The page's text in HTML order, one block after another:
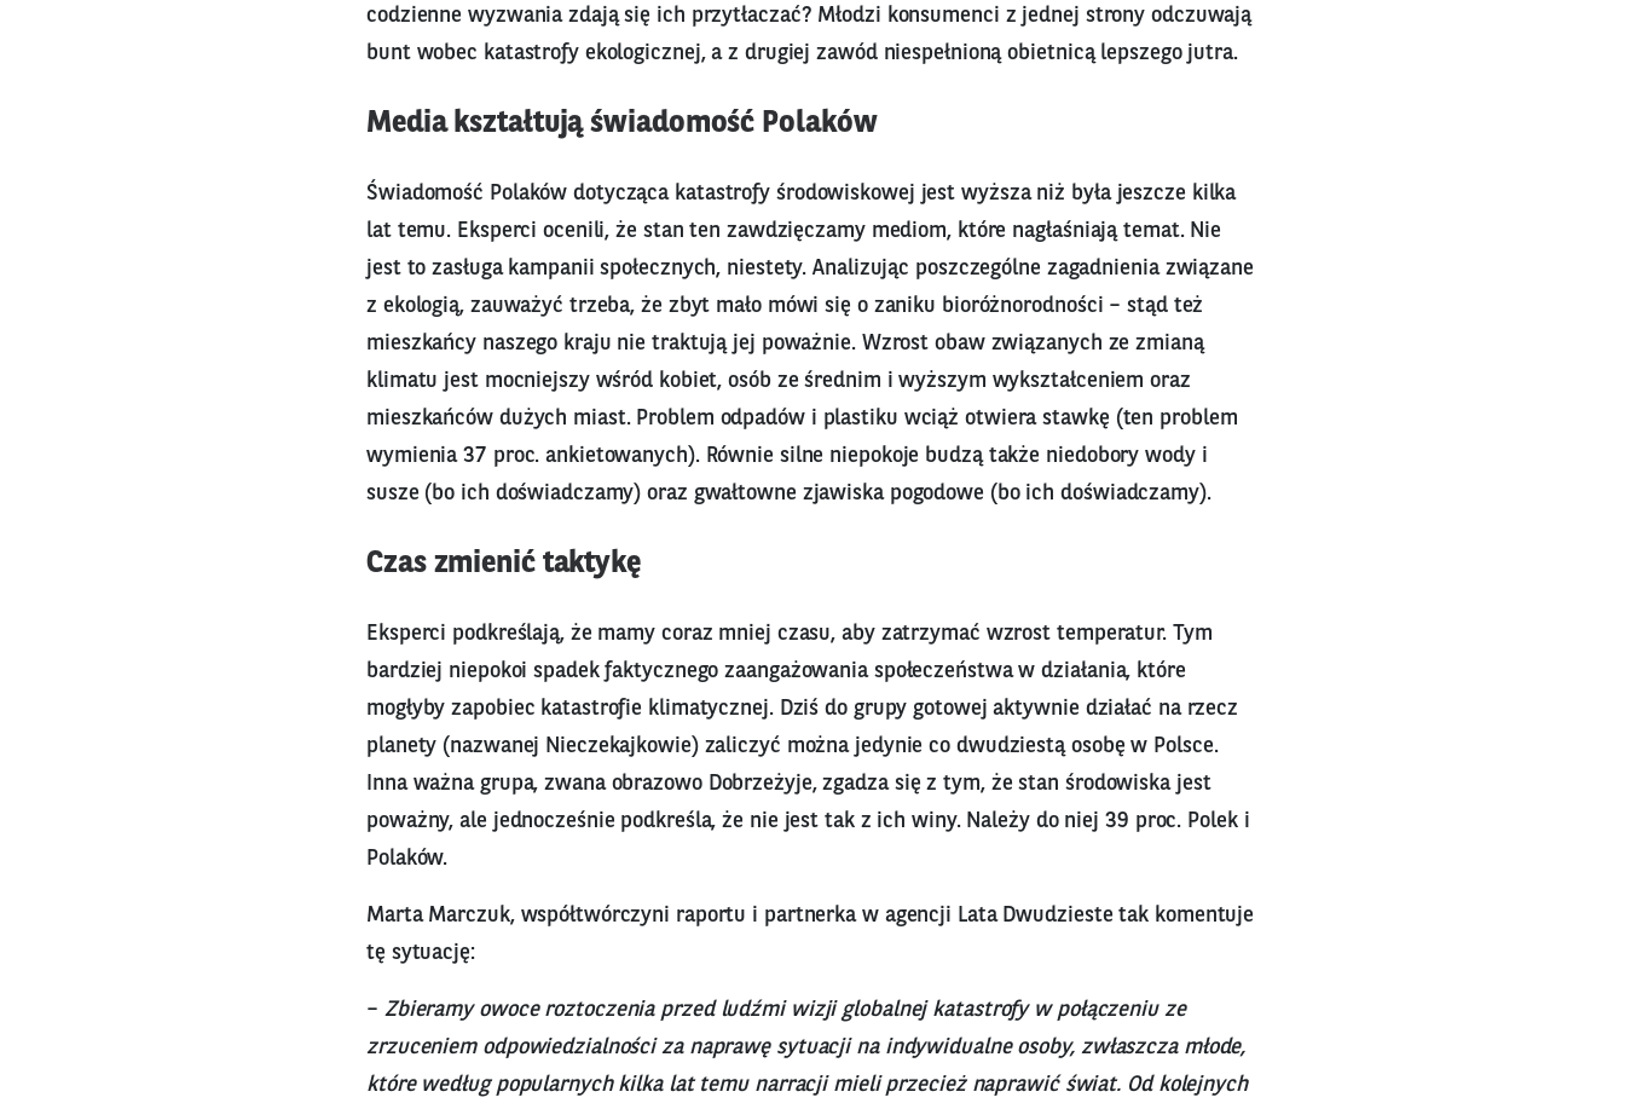
codzienne wyzwania zdają się ich przytłaczać? Młodzi konsumenci z jednej strony odczuwają
bunt wobec katastrofy ekologicznej, a z drugiej zawód niespełnioną obietnicą lepszego jutra.
Media kształtują świadomość Polaków
Świadomość Polaków dotycząca katastrofy środowiskowej jest wyższa niż była jeszcze kilka
lat temu. Eksperci ocenili, że stan ten zawdzięczamy mediom, które nagłaśniają temat. Nie
jest to zasługa kampanii społecznych, niestety. Analizując poszczególne zagadnienia związane
z ekologią, zauważyć trzeba, że zbyt mało mówi się o zaniku bioróżnorodności – stąd też
mieszkańcy naszego kraju nie traktują jej poważnie. Wzrost obaw związanych ze zmianą
klimatu jest mocniejszy wśród kobiet, osób ze średnim i wyższym wykształceniem oraz
mieszkańców dużych miast. Problem odpadów i plastiku wciąż otwiera stawkę (ten problem
wymienia 37 proc. ankietowanych). Równie silne niepokoje budzą także niedobory wody i
susze (bo ich doświadczamy) oraz gwałtowne zjawiska pogodowe (bo ich doświadczamy).
Czas zmienić taktykę
Eksperci podkreślają, że mamy coraz mniej czasu, aby zatrzymać wzrost temperatur. Tym
bardziej niepokoi spadek faktycznego zaangażowania społeczeństwa w działania, które
mogłyby zapobiec katastrofie klimatycznej. Dziś do grupy gotowej aktywnie działać na rzecz
planety (nazwanej Nieczekajkowie) zaliczyć można jedynie co dwudziestą osobę w Polsce.
Inna ważna grupa, zwana obrazowo Dobrzeżyje, zgadza się z tym, że stan środowiska jest
poważny, ale jednocześnie podkreśla, że nie jest tak z ich winy. Należy do niej 39 proc. Polek i
Polaków.
Marta Marczuk, współtwórczyni raportu i partnerka w agencji Lata Dwudzieste tak komentuje
tę sytuację:
– Zbieramy owoce roztoczenia przed ludźmi wizji globalnej katastrofy w połączeniu ze
zrzuceniem odpowiedzialności za naprawę sytuacji na indywidualne osoby, zwłaszcza młode,
które według popularnych kilka lat temu narracji mieli przecież naprawić świat. Od kolejnych